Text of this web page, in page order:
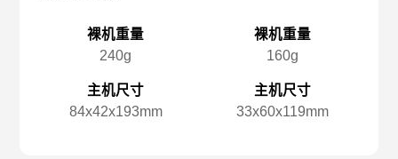
裸机重量
240g
主机尺寸
84x️42x️193mm
裸机重量
160g
主机尺寸
33x️60x️119mm